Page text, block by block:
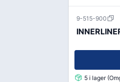
9-515-900
5 i lager